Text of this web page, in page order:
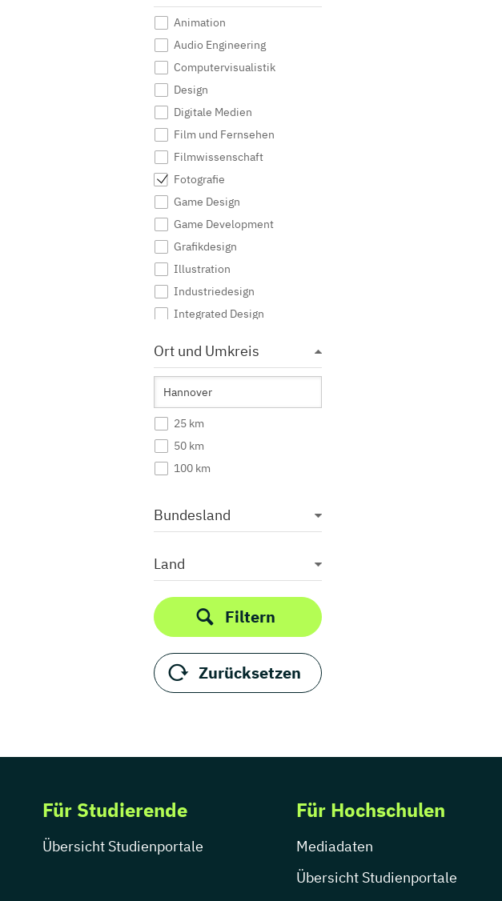
Animation
Audio Engineering
Computervisualistik
Design
Digitale Medien
Film und Fernsehen
Filmwissenschaft
Fotografie
Game Design
Game Development
Grafikdesign
Illustration
Industriedesign
Integrated Design
Journalismus
Kommunikationsdesign
Kommunikationswissenschaft
Kreatives Schreiben
Kunst
Kunstgeschichte
Medieninformatik
Medienkommunikation
Medienwirtschaft
Medienmanagement
Medienpädagogik
Medienproduktion
Medienpsychologie
Medienwissenschaft
Musik
Musikproduktion
Ort und Umkreis
25 km
50 km
100 km
Bundesland
Land
Filtern
Zurücksetzen
Für Studierende
Übersicht Studienportale
Für Hochschulen
Mediadaten
Übersicht Studienportale